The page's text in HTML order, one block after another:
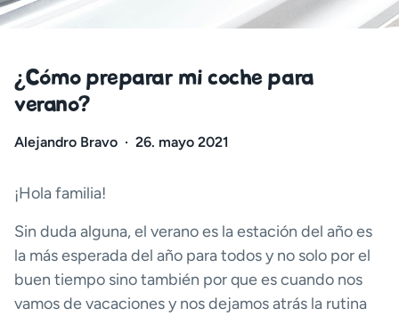
¿Cómo preparar mi coche para
verano?
Alejandro Bravo · 26. mayo 2021
¡Hola familia!
Sin duda alguna, el verano es la estación del año es
la más esperada del año para todos y no solo por el
buen tiempo sino también por que es cuando nos
vamos de vacaciones y nos dejamos atrás la rutina